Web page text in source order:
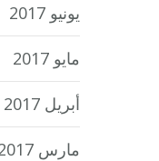
يونيو 2017
مايو 2017
أبريل 2017
مارس 2017